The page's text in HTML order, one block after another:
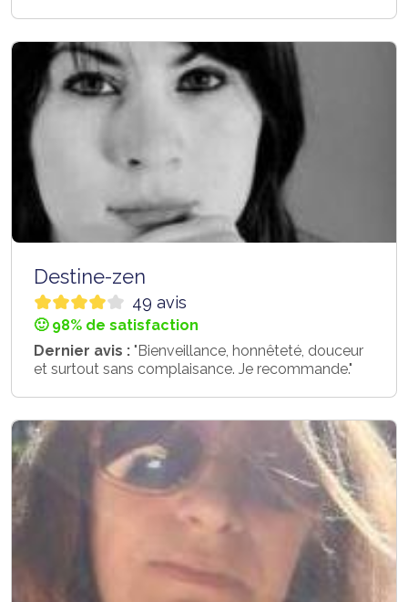
Destine-zen
49 avis
🙂 98% de satisfaction
Dernier avis : "Bienveillance, honnêteté, douceur
et surtout sans complaisance. Je recommande."